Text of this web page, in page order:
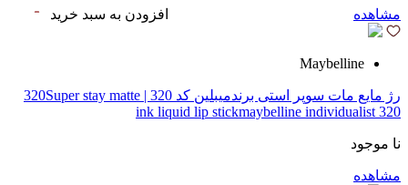
مشاهده افزودن به سبد خرید
Maybelline
رژ مایع مات سوپر استی‌ برندمیبلین کد 320 | 320Super stay matte
ink liquid lip stickmaybelline individualist 320
نا موجود
مشاهده